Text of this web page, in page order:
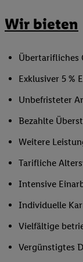
Wir bieten
Übertarifliches
Exklusiver 5 %
Unbefristeter
Bezahlte
Weitere
Tarifliche
Intensive
Individuelle
Vielfältige
Vergünstigtes